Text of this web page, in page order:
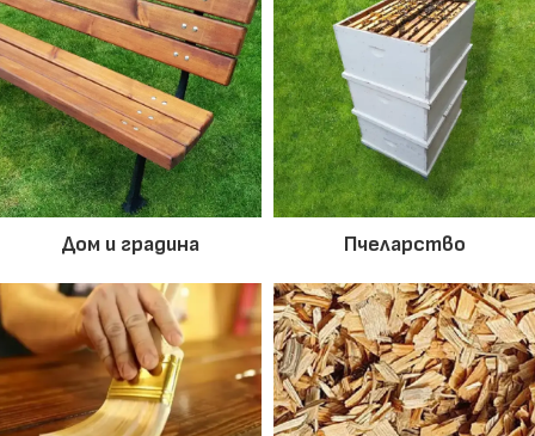
Дом и градина Пчеларство